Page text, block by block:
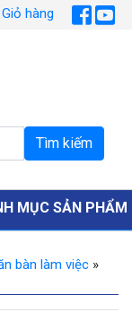
Giỏ hàng
MỤC SẢN PHẨM
bàn làm việc »